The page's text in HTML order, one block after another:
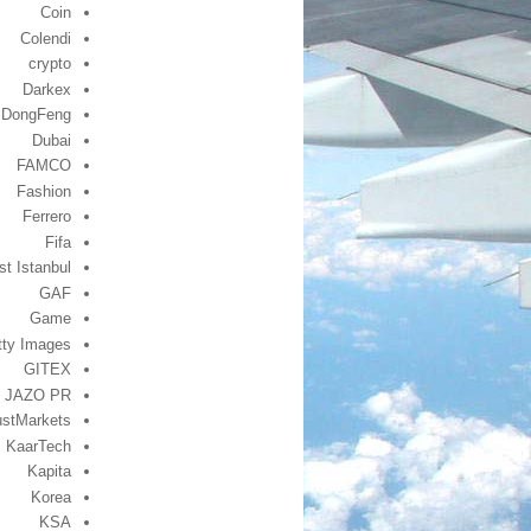
Coin
Colendi
crypto
Darkex
DongFeng
Dubai
FAMCO
Fashion
Ferrero
Fifa
Istanbul
GAF
Game
Images
GITEX
JAZO PR
KaarTech
Kapita
Korea
KSA